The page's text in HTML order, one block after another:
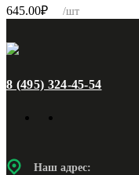
645.00₽ /шт
8 (495) 324-45-54
Наш адрес: